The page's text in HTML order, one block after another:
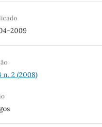
2009
n. 2 (2008)